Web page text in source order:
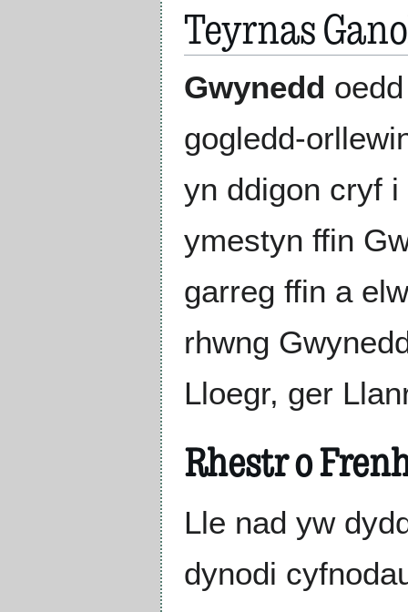
Teyrnas
Gwynedd
gogledd-
yn ddigon cryf
ymestyn ffin
garreg ffin a
rhwng
Lloegr, ger
Rhestr o
Lle nad yw
dynodi